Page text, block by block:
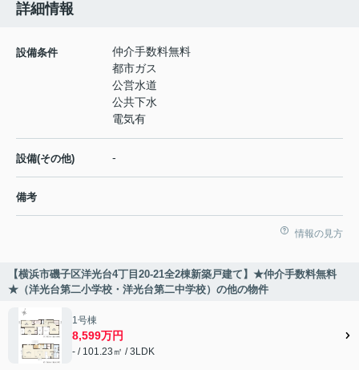
詳細情報
設備条件
仲介手数料無料
都市ガス
公営水道
公共下水
電気有
設備(その他) -
備考
情報の見方
【横浜市磯子区洋光台4丁目20-21全2棟新築戸建て】★仲介手数料無料
★（洋光台第二小学校・洋光台第二中学校）の他の物件
1号棟
8,599万円
- / 101.23㎡ / 3LDK